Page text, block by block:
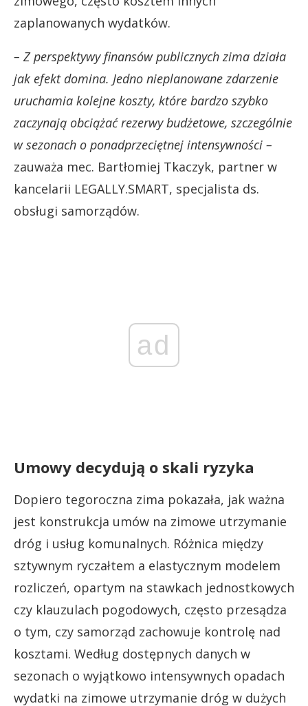
zaplanowanych wydatków.
– Z perspektywy finansów publicznych zima działa
jak efekt domina. Jedno nieplanowane zdarzenie
uruchamia kolejne koszty, które bardzo szybko
zaczynają obciążać rezerwy budżetowe, szczególnie
w sezonach o ponadprzeciętnej intensywności –
zauważa mec. Bartłomiej Tkaczyk, partner w
kancelarii LEGALLY.SMART, specjalista ds.
obsługi samorządów.
ad
Umowy decydują o skali ryzyka
Dopiero tegoroczna zima pokazała, jak ważna
jest konstrukcja umów na zimowe utrzymanie
dróg i usług komunalnych. Różnica między
sztywnym ryczałtem a elastycznym modelem
rozliczeń, opartym na stawkach jednostkowych
czy klauzulach pogodowych, często przesądza
o tym, czy samorząd zachowuje kontrolę nad
kosztami. Według dostępnych danych w
sezonach o wyjątkowo intensywnych opadach
wydatki na zimowe utrzymanie dróg w dużych